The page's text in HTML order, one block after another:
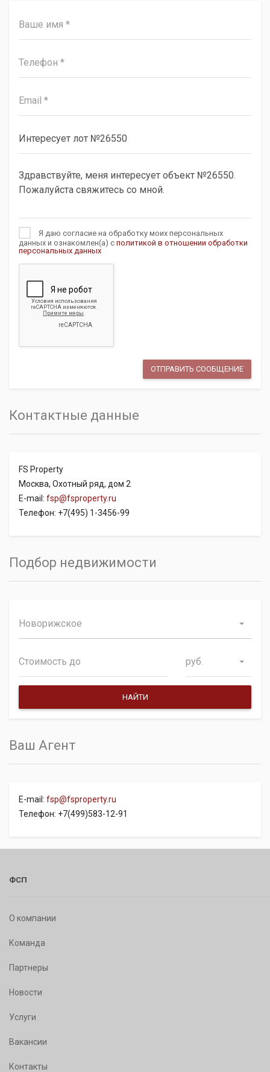
Я даю согласие на обработку моих персональных
данных и ознакомлен(а) с политикой в отношении обработки
персональных данных
Контактные данные
FS Property
Москва, Охотный ряд, дом 2
E-mail: fsp@fsproperty.ru
Телефон: +7(495) 1-3456-99
Подбор недвижимости
Новорижское
руб.
Ваш Агент
E-mail: fsp@fsproperty.ru
Телефон: +7(499)583-12-91
ФСП
О компании
Команда
Партнеры
Новости
Услуги
Вакансии
Контакты